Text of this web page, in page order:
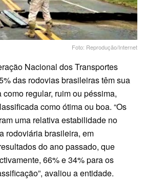
Foto: Reprodução/Internet
Nacional dos Transportes
das rodovias brasileiras têm sua
regular, ruim ou péssima,
como ótima ou boa. “Os
uma relativa estabilidade no
rodoviária brasileira, em
do ano passado, que
66% e 34% para os
avaliou a entidade.